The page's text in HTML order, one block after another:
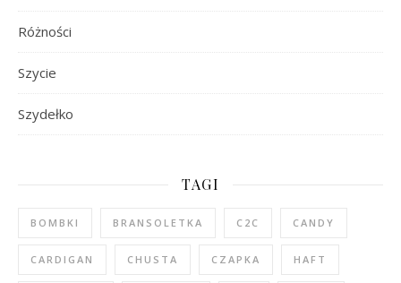
Różności
Szycie
Szydełko
TAGI
BOMBKI BRANSOLETKA C2C CANDY
CARDIGAN CHUSTA CZAPKA HAFT